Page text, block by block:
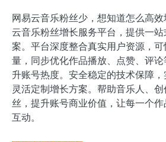
网易云音乐粉丝少，想知道怎么高
云音乐粉丝增长服务平台，提供一
案。平台深度整合真实用户资源，
量，同步优化作品播放、点赞、评
升账号热度。安全稳定的技术保障
灵活定制增长方案。帮助音乐人、
丝，提升账号商业价值，让每一个
互动。